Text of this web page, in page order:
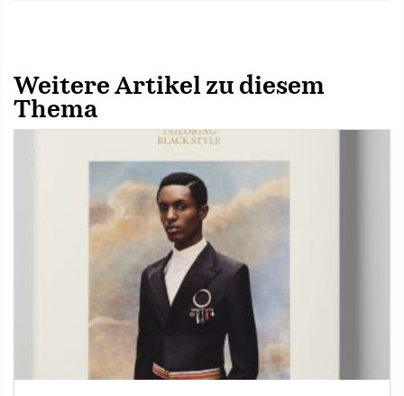
Weitere Artikel zu diesem
Thema